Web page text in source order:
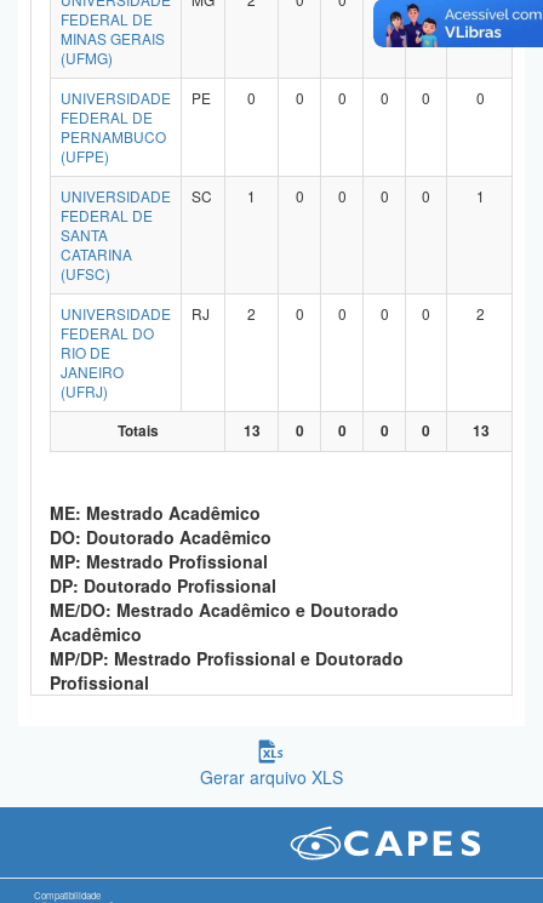
FEDERAL DE
MINAS GERAIS
(UFMG)
UNIVERSIDADE
FEDERAL DE
PERNAMBUCO
(UFPE)
PE 0 0 0 0 0 0
UNIVERSIDADE
FEDERAL DE
SANTA
CATARINA
(UFSC)
SC 1 0 0 0 0 1
UNIVERSIDADE
FEDERAL DO
RIO DE
JANEIRO
(UFRJ)
RJ 2 0 0 0 0 2
Totais 13 0 0 0 0 13
ME: Mestrado Acadêmico
DO: Doutorado Acadêmico
MP: Mestrado Profissional
DP: Doutorado Profissional
ME/DO: Mestrado Acadêmico e Doutorado
Acadêmico
MP/DP: Mestrado Profissional e Doutorado
Profissional
Gerar arquivo XLS
Compatibilidade